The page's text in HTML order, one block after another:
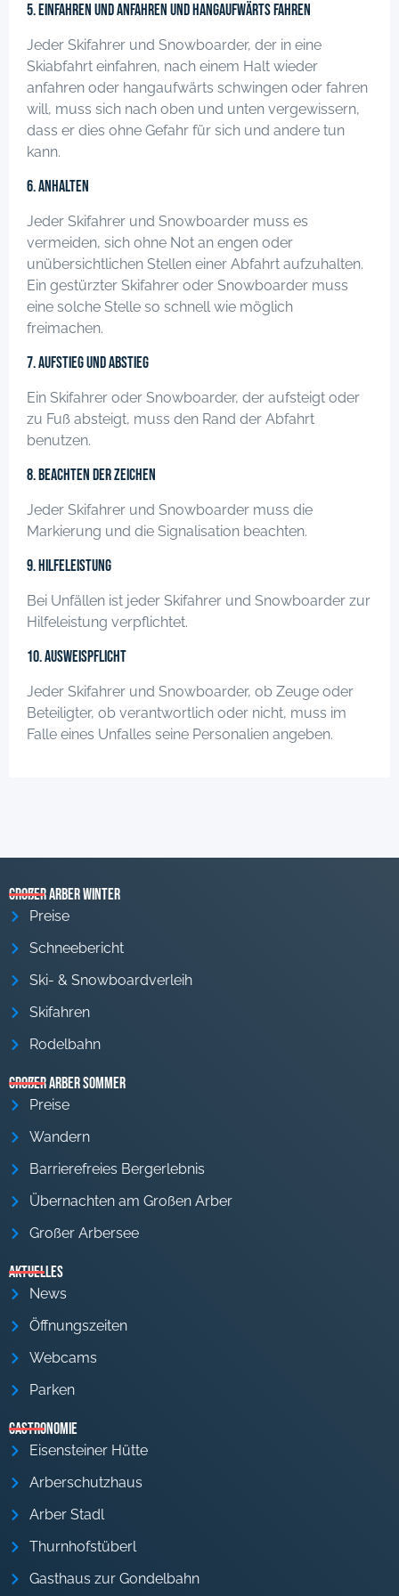
5. Einfahren und Anfahren und hangaufwärts Fahren
Jeder Skifahrer und Snowboarder, der in eine
Skiabfahrt einfahren, nach einem Halt wieder
anfahren oder hangaufwärts schwingen oder fahren
will, muss sich nach oben und unten vergewissern,
dass er dies ohne Gefahr für sich und andere tun
kann.
6. Anhalten
Jeder Skifahrer und Snowboarder muss es
vermeiden, sich ohne Not an engen oder
unübersichtlichen Stellen einer Abfahrt aufzuhalten.
Ein gestürzter Skifahrer oder Snowboarder muss
eine solche Stelle so schnell wie möglich
freimachen.
7. Aufstieg und Abstieg
Ein Skifahrer oder Snowboarder, der aufsteigt oder
zu Fuß absteigt, muss den Rand der Abfahrt
benutzen.
8. Beachten der Zeichen
Jeder Skifahrer und Snowboarder muss die
Markierung und die Signalisation beachten.
9. Hilfeleistung
Bei Unfällen ist jeder Skifahrer und Snowboarder zur
Hilfeleistung verpflichtet.
10. Ausweispflicht
Jeder Skifahrer und Snowboarder, ob Zeuge oder
Beteiligter, ob verantwortlich oder nicht, muss im
Falle eines Unfalles seine Personalien angeben.
Großer Arber Winter
Preise
Schneebericht
Ski- & Snowboardverleih
Skifahren
Rodelbahn
Großer Arber Sommer
Preise
Wandern
Barrierefreies Bergerlebnis
Übernachten am Großen Arber
Großer Arbersee
Aktuelles
News
Öffnungszeiten
Webcams
Parken
Gastronomie
Eisensteiner Hütte
Arberschutzhaus
Arber Stadl
Thurnhofstüberl
Gasthaus zur Gondelbahn